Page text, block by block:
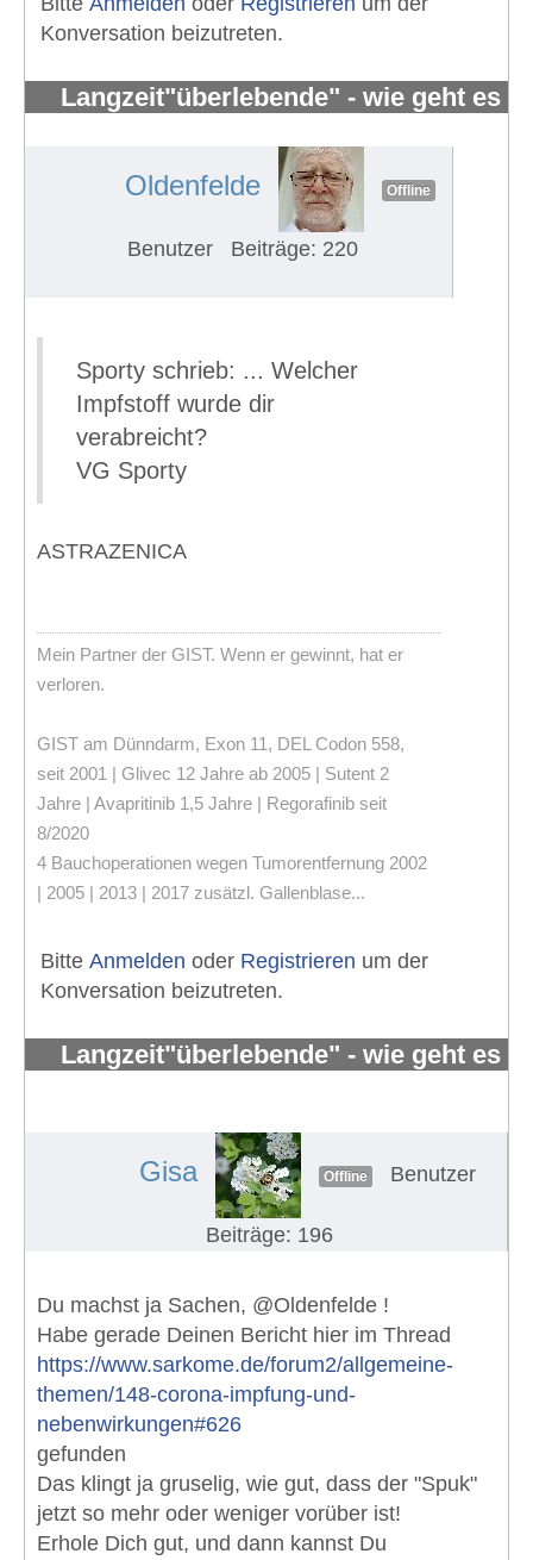
Konversation beizutreten.
Langzeit"überlebende" - wie geht es
Oldenfelde Offline
Benutzer Beiträge: 220
Sporty schrieb: ... Welcher
Impfstoff wurde dir
verabreicht?
VG Sporty
ASTRAZENICA
Mein Partner der GIST. Wenn er gewinnt, hat er
verloren.
GIST am Dünndarm, Exon 11, DEL Codon 558,
seit 2001 | Glivec 12 Jahre ab 2005 | Sutent 2
Jahre | Avapritinib 1,5 Jahre | Regorafinib seit
8/2020
4 Bauchoperationen wegen Tumorentfernung 2002
| 2005 | 2013 | 2017 zusätzl. Gallenblase...
Bitte Anmelden oder Registrieren um der
Konversation beizutreten.
Langzeit"überlebende" - wie geht es
Gisa Offline Benutzer
Beiträge: 196
Du machst ja Sachen, @Oldenfelde !
Habe gerade Deinen Bericht hier im Thread
https://www.sarkome.de/forum2/allgemeine-
themen/148-corona-impfung-und-
nebenwirkungen#626
gefunden
Das klingt ja gruselig, wie gut, dass der "Spuk"
jetzt so mehr oder weniger vorüber ist!
Erhole Dich gut, und dann kannst Du